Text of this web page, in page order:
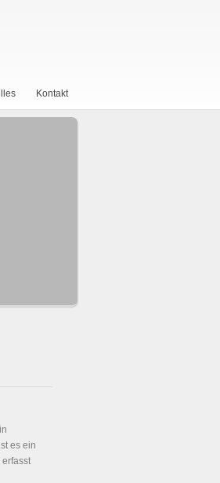
Kontakt
es ein